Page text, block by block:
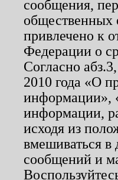
сообщения,
общественных
привлечено к
Федерации о
Согласно
2010 года «О
информации»,
информации,
исходя из
вмешиваться в
сообщений и